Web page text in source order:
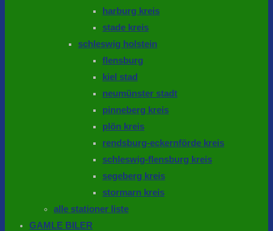
harburg kreis
stade kreis
schleswig holstein
flensburg
kiel stad
neumünster stadt
pinneberg kreis
plön kreis
rendsburg-eckernförde kreis
schleswig-flensburg kreis
segeberg kreis
stormarn kreis
alle stationer liste
GAMLE BILER